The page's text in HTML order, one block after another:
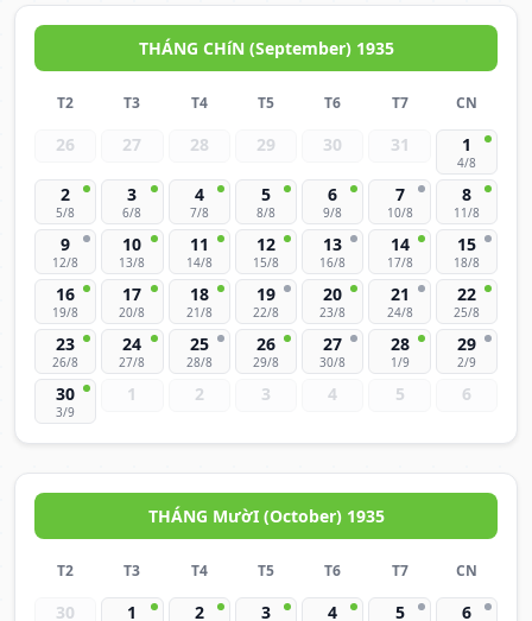
THÁNG CHíN (September) 1935
T2 T3 T4 T5 T6 T7 CN
26 27 28 29 30 31 1
4/8
2
5/8
3
6/8
4
7/8
5
8/8
6
9/8
7
10/8
8
11/8
9
12/8
10
13/8
11
14/8
12
15/8
13
16/8
14
17/8
15
18/8
16
19/8
17
20/8
18
21/8
19
22/8
20
23/8
21
24/8
22
25/8
23
26/8
24
27/8
25
28/8
26
29/8
27
30/8
28
1/9
29
2/9
30
3/9
1 2 3 4 5 6
THÁNG MườI (October) 1935
T2 T3 T4 T5 T6 T7 CN
30 1 2 3 4 5 6